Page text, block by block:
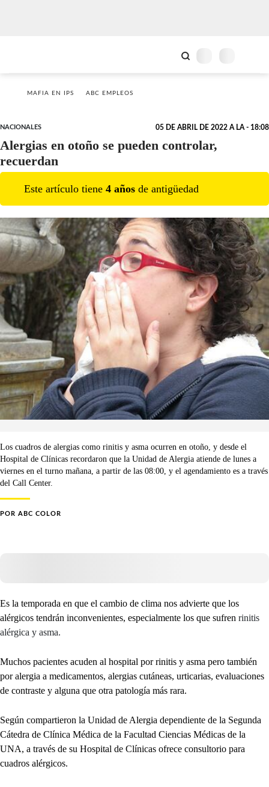
MAFIA EN IPS ABC EMPLEOS
NACIONALES 05 DE ABRIL DE 2022 A LA - 18:08
Alergias en otoño se pueden controlar,
recuerdan
Este artículo tiene 4 años de antigüedad
Los cuadros de alergias como rinitis y asma ocurren en otoño, y desde el
Hospital de Clínicas recordaron que la Unidad de Alergia atiende de lunes a
viernes en el turno mañana, a partir de las 08:00, y el agendamiento es a través
del Call Center.
POR ABC COLOR
Es la temporada en que el cambio de clima nos advierte que los
alérgicos tendrán inconvenientes, especialmente los que sufren rinitis
alérgica y asma.
Muchos pacientes acuden al hospital por rinitis y asma pero también
por alergia a medicamentos, alergias cutáneas, urticarias, evaluaciones
de contraste y alguna que otra patología más rara.
Según compartieron la Unidad de Alergia dependiente de la Segunda
Cátedra de Clínica Médica de la Facultad Ciencias Médicas de la
UNA, a través de su Hospital de Clínicas ofrece consultorio para
cuadros alérgicos.